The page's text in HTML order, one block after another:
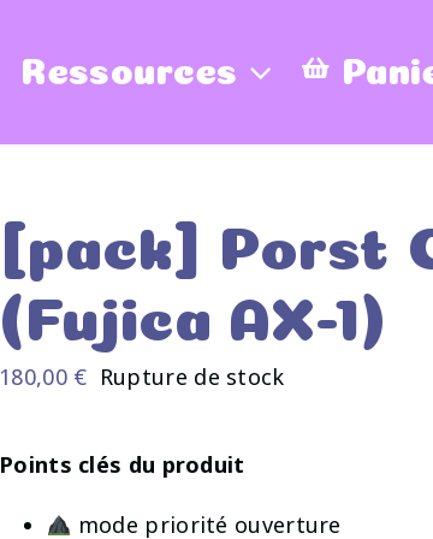
Ressources
[pack] Porst
(Fujica AX-1)
180,00 € Rupture de stock
Points clés du produit
mode priorité ouverture